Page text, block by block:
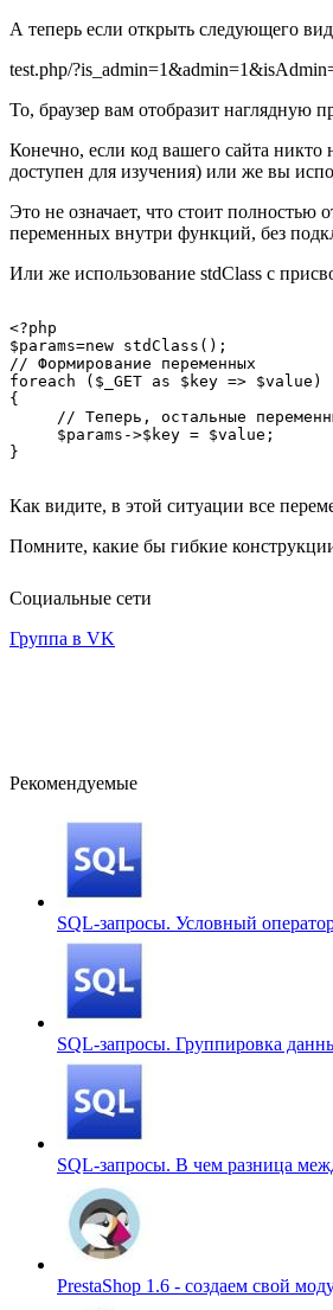
А теперь если открыть следующего
test.php/
То, браузер вам отобразит наглядную
Конечно, если код вашего сайта никто
доступен для изучения) или же вы
Это не означает, что стоит
переменных внутри функций, без
Или же использование stdClass с
<?php
$params=new stdClass();
// Формирование переменных
foreach ($_GET as $key => $value)
{
// Теперь, остальные
     $params->$key = $value;
Как видите, в этой ситуации все
Помните, какие бы гибкие
Социальные сети
Группа в VK
Рекомендуемые
SQL-запросы. Условный
SQL-запросы. Группировка
SQL-запросы. В чем разница
PrestaShop 1.6 - создаем свой